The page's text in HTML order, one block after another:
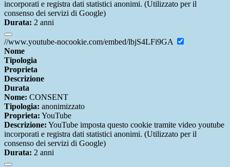
incorporati e registra dati statistici anonimi. (Utilizzato per il
consenso dei servizi di Google)
Durata: 2 anni
//www.youtube-nocookie.com/embed/lbjS4LFi9GA
Nome
Tipologia
Proprieta
Descrizione
Durata
Nome: CONSENT
Tipologia: anonimizzato
Proprieta: YouTube
Descrizione: YouTube imposta questo cookie tramite video youtube
incorporati e registra dati statistici anonimi. (Utilizzato per il
consenso dei servizi di Google)
Durata: 2 anni